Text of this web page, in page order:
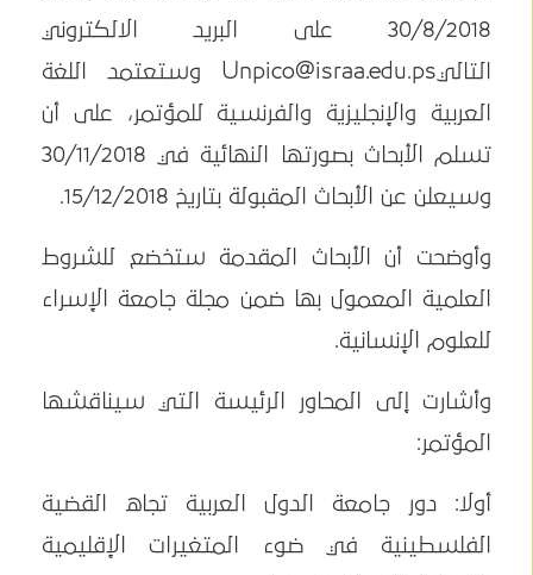
30/8/2018 على البريد الالكتروني
التالي Unpico@israa.edu.ps وستعتمد اللغة
العربية والإنجليزية والفرنسية للمؤتمر، على أن
تسلم الأبحاث بصورتها النهائية في 30/11/2018
وسيعلن عن الأبحاث المقبولة بتاريخ 15/12/2018.
وأوضحت أن الأبحاث المقدمة ستخضع للشروط
العلمية المعمول بها ضمن مجلة جامعة الإسراء
للعلوم الإنسانية.
وأشارت إلى المحاور الرئيسة التي سيناقشها
المؤتمر:
أولا: دور جامعة الدول العربية تجاه القضية
الفلسطينية في ضوء المتغيرات الإقليمية